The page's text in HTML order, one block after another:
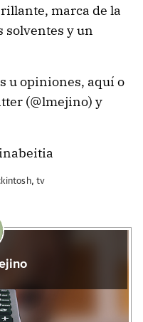
marca de la
solventes y un
u opiniones, aquí o
(@lmejino) y
, tv